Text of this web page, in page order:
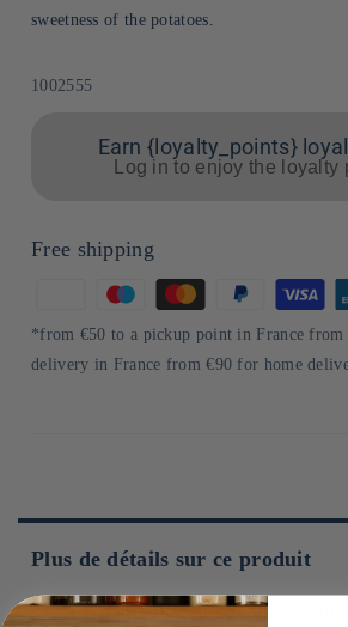
sweetness of the potatoes.
Sku:
1002555
Earn {loyalty_points}
Log in to enjoy the loyalty
Free shipping
of
payment
*from €50 to a pickup point in France from
delivery in France from €90 for home
Plus de détails sur ce produit
Learn more about the producer